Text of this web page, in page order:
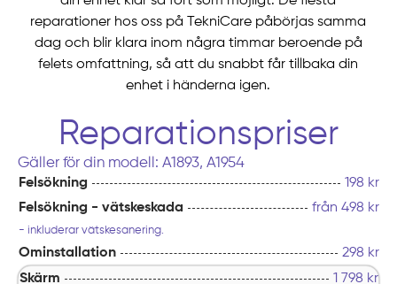
reparationer hos oss på TekniCare påbörjas samma
dag och blir klara inom några timmar beroende på
felets omfattning, så att du snabbt får tillbaka din
enhet i händerna igen.
Reparationspriser
Gäller för din modell: A1893, A1954
Felsökning
198 kr
Felsökning - vätskeskada
från 498 kr
- inkluderar vätskesanering.
Ominstallation
298 kr
Skärm
1 798 kr